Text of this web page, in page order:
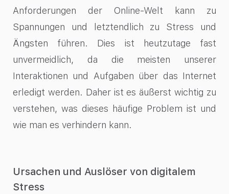
Anforderungen der Online-Welt kann zu
Spannungen und letztendlich zu Stress und
Ängsten führen. Dies ist heutzutage fast
unvermeidlich, da die meisten unserer
Interaktionen und Aufgaben über das Internet
erledigt werden. Daher ist es äußerst wichtig zu
verstehen, was dieses häufige Problem ist und
wie man es verhindern kann.
Ursachen und Auslöser von digitalem
Stress